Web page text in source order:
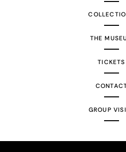
THE
TICKETS
GROUP